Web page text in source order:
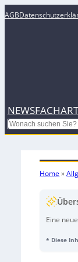
AGB
NEWS
Search
Home »
Eine
* Diese